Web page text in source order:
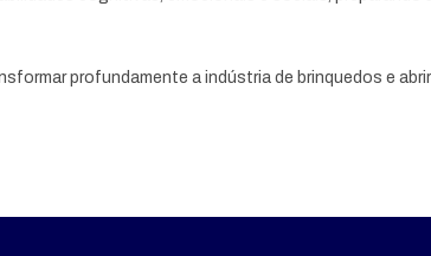
profundamente a indústria de brinquedos e